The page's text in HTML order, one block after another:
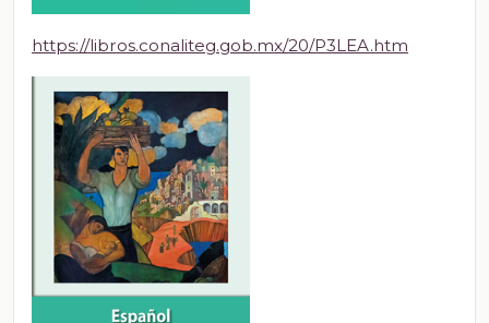
https://libros.conaliteg.gob.mx/20/P3LEA.htm